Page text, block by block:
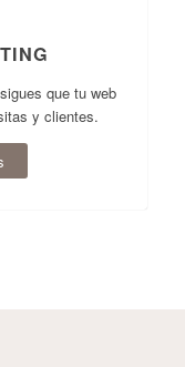
que tu web
y clientes.